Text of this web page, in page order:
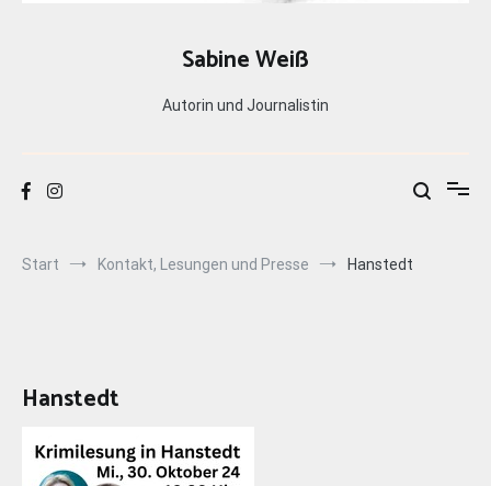
Sabine Weiß
Autorin und Journalistin
Start Kontakt, Lesungen und Presse Hanstedt
Hanstedt